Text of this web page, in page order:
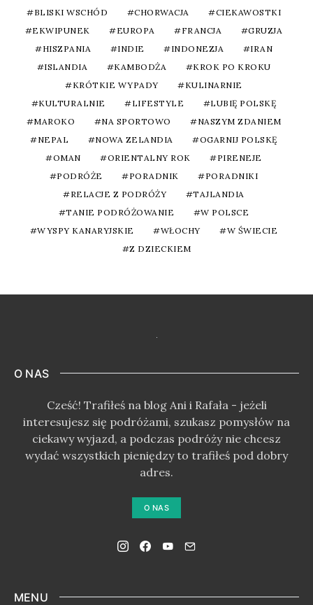
BLISKI WSCHÓD
CHORWACJA
CIEKAWOSTKI
EKWIPUNEK
EUROPA FRANCJA
GRUZJA
HISZPANIA
INDIE INDONEZJA
IRAN
ISLANDIA
KAMBODŻA
KROK PO KROKU
KRÓTKIE WYPADY
KULINARNIE
KULTURALNIE
LIFESTYLE
LUBIĘ POLSKĘ
MAROKO
NA SPORTOWO
NASZYM ZDANIEM
NEPAL
NOWA ZELANDIA
OGARNIJ POLSKĘ
OMAN
ORIENTALNY ROK
PIRENEJE
PODRÓŻE
PORADNIK
PORADNIKI
RELACJE Z PODRÓŻY
TAJLANDIA
TANIE PODRÓŻOWANIE
W POLSCE
WYSPY KANARYJSKIE
WŁOCHY
W ŚWIECIE
Z DZIECKIEM
O NAS
Cześć! Trafiłeś na blog Ani i Rafała - jeżeli
interesujesz się podróżami, szukasz pomysłów na
ciekawy wyjazd, a podczas podróży nie chcesz
wydać wszystkich pieniędzy to trafiłeś pod dobry
adres.
O NAS
MENU